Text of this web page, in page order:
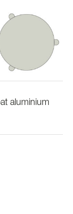
aluminium